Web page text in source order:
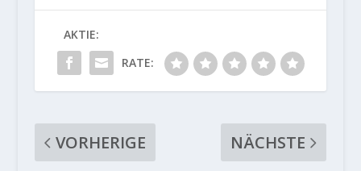
AKTIE:
RATE:
VORHERIGE
NÄCHSTE